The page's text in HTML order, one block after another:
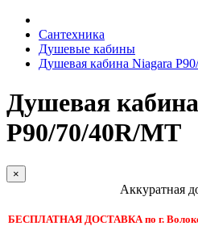
Сантехника
Душевые кабины
Душевая кабина Niagara
Душевая
P90/70/40R/MT
×
Аккуратная
БЕСПЛАТНАЯ ДОСТАВКА по г.